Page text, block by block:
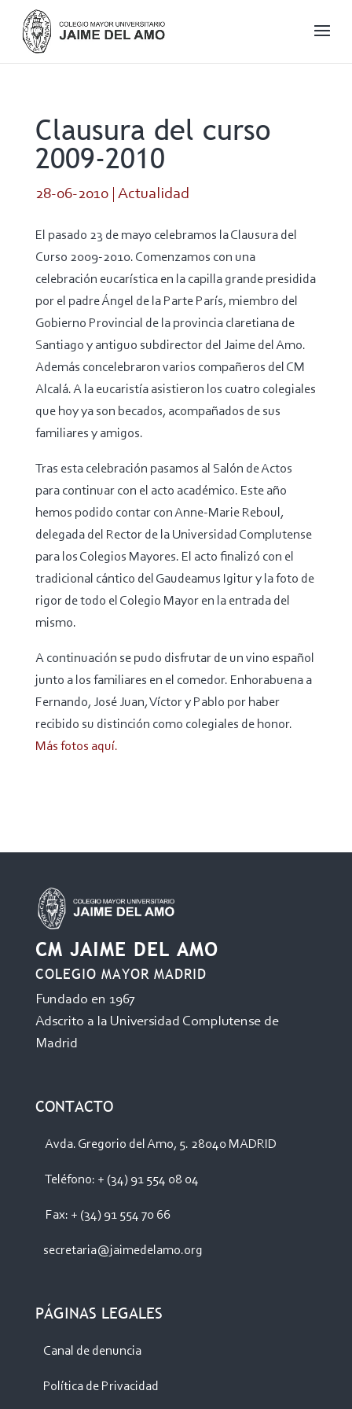
Clausura del curso
2009-2010
28-06-2010| Actualidad
El pasado 23 de mayo celebramos la Clausura del
Curso 2009-2010. Comenzamos con una
celebración eucarística en la capilla grande presidida
por el padre Ángel de la Parte París, miembro del
Gobierno Provincial de la provincia claretiana de
Santiago y antiguo subdirector del Jaime del Amo.
Además concelebraron varios compañeros del CM
Alcalá. A la eucaristía asistieron los cuatro colegiales
que hoy ya son becados, acompañados de sus
familiares y amigos.
Tras esta celebración pasamos al Salón de Actos
para continuar con el acto académico. Este año
hemos podido contar con Anne-Marie Reboul,
delegada del Rector de la Universidad Complutense
para los Colegios Mayores. El acto finalizó con el
tradicional cántico del Gaudeamus Igitur y la foto de
rigor de todo el Colegio Mayor en la entrada del
mismo.
A continuación se pudo disfrutar de un vino español
junto a los familiares en el comedor. Enhorabuena a
Fernando, José Juan, Víctor y Pablo por haber
recibido su distinción como colegiales de honor.
Más fotos aquí.
CM JAIME DEL AMO
COLEGIO MAYOR MADRID
Fundado en 1967
Adscrito a la Universidad Complutense de
Madrid
CONTACTO
Avda. Gregorio del Amo, 5. 28040 MADRID
Teléfono: + (34) 91 554 08 04
Fax: + (34) 91 554 70 66
secretaria@jaimedelamo.org
PÁGINAS LEGALES
Canal de denuncia
Política de Privacidad